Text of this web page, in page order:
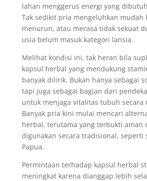
lahan menggerus energi yang
Tak sedikit pria mengeluhkan mudah
menurun, atau merasa tidak sekuat
usia belum masuk kategori lansia.
Melihat kondisi ini, tak heran bila
kapsul herbal yang mendukung
banyak dilirik. Bukan hanya sebagai
tapi juga sebagai bagian dari
untuk menjaga vitalitas tubuh secara
Banyak pria kini mulai mencari
herbal, terutama yang terbukti aman
digunakan secara tradisional, seperti
Papua.
Permintaan terhadap kapsul herbal
meningkat karena dianggap lebih